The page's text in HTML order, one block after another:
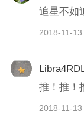
追星不如
2018-11-
推！推！
2018-11-13